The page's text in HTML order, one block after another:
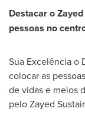
Destacar o
pessoas no
Sua Excelência o
colocar as
de vidas e meios
pelo Zayed